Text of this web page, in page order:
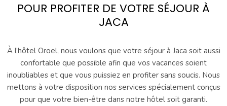
POUR PROFITER DE VOTRE SÉJOUR À
JACA
À l’hôtel Oroel, nous voulons que votre séjour à Jaca soit aussi
confortable que possible afin que vos vacances soient
inoubliables et que vous puissiez en profiter sans soucis. Nous
mettons à votre disposition nos services spécialement conçus
pour que votre bien-être dans notre hôtel soit garanti.